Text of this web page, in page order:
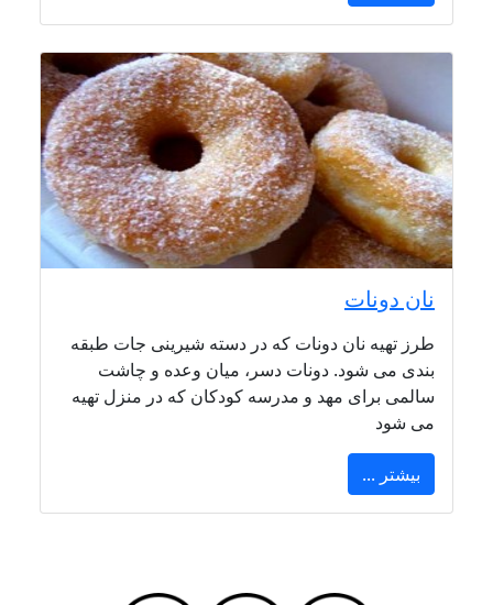
نان دونات
طرز تهیه نان دونات که در دسته شیرینی جات طبقه
بندی می شود. دونات دسر، میان وعده و چاشت
سالمی برای مهد و مدرسه کودکان که در منزل تهیه
می شود
بیشتر ...